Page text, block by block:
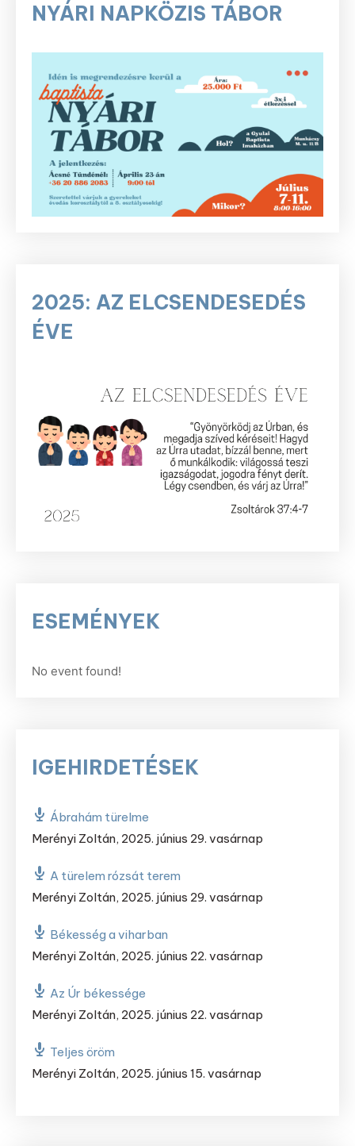
NYÁRI NAPKÖZIS TÁBOR
2025: AZ ELCSENDESEDÉS
ÉVE
ESEMÉNYEK
No event found!
IGEHIRDETÉSEK
Ábrahám türelme
Merényi Zoltán, 2025. június 29. vasárnap
A türelem rózsát terem
Merényi Zoltán, 2025. június 29. vasárnap
Békesség a viharban
Merényi Zoltán, 2025. június 22. vasárnap
Az Úr békessége
Merényi Zoltán, 2025. június 22. vasárnap
Teljes öröm
Merényi Zoltán, 2025. június 15. vasárnap